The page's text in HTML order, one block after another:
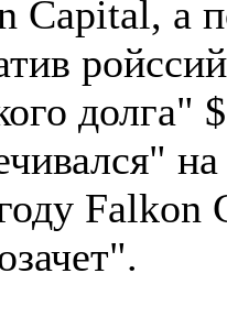
Capital, а
долга"
Falkon